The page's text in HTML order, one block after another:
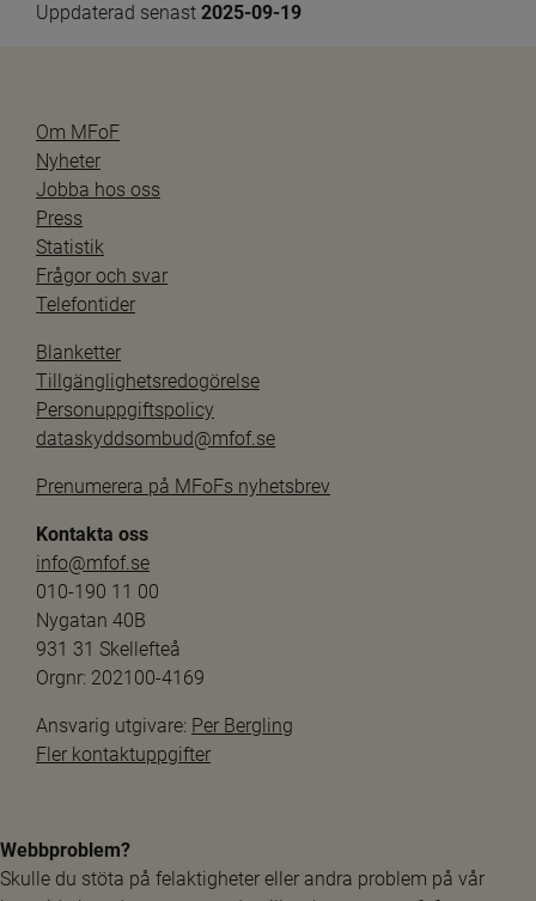
Uppdaterad senast 2025-09-19
Om MFoF
Nyheter
Jobba hos oss
Press
Statistik
Frågor och svar
Telefontider
Blanketter
Tillgänglighetsredogörelse
Personuppgiftspolicy
dataskyddsombud@mfof.se
Prenumerera på MFoFs nyhetsbrev
Kontakta oss
info@mfof.se
010-190 11 00
Nygatan 40B
931 31 Skellefteå
Orgnr: 202100-4169
Ansvarig utgivare: Per Bergling
Fler kontaktuppgifter
Webbproblem?
Skulle du stöta på felaktigheter eller andra problem på vår